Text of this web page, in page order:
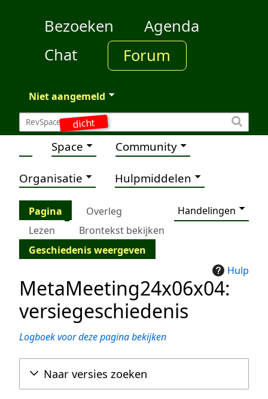
dicht
Bezoeken
Agenda
Chat
Forum
Niet aangemeld
Space Community
Organisatie Hulpmiddelen
Pagina Overleg
Handelingen
Lezen
Brontekst bekijken
Geschiedenis weergeven
Hulp
MetaMeeting24x06x04:
versiegeschiedenis
Logboek voor deze pagina bekijken
Naar versies zoeken